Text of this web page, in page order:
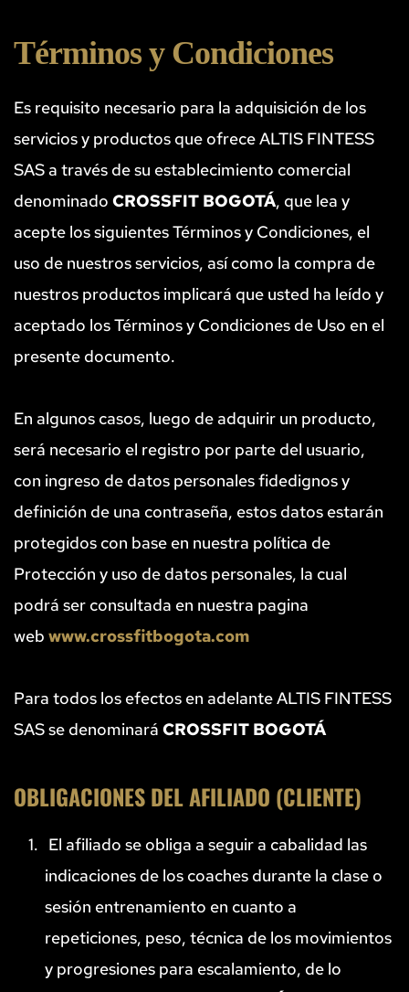
Términos y Condiciones
Es requisito necesario para la adquisición de los
servicios y productos que ofrece ALTIS FINTESS
SAS a través de su establecimiento comercial
denominado CROSSFIT BOGOTÁ, que lea y
acepte los siguientes Términos y Condiciones, el
uso de nuestros servicios, así como la compra de
nuestros productos implicará que usted ha leído y
aceptado los Términos y Condiciones de Uso en el
presente documento.
En algunos casos, luego de adquirir un producto,
será necesario el registro por parte del usuario,
con ingreso de datos personales fidedignos y
definición de una contraseña, estos datos estarán
protegidos con base en nuestra política de
Protección y uso de datos personales, la cual
podrá ser consultada en nuestra pagina
web www.crossfitbogota.com
Para todos los efectos en adelante ALTIS FINTESS
SAS se denominará CROSSFIT BOGOTÁ
OBLIGACIONES DEL AFILIADO (CLIENTE)
El afiliado se obliga a seguir a cabalidad las
indicaciones de los coaches durante la clase o
sesión entrenamiento en cuanto a
repeticiones, peso, técnica de los movimientos
y progresiones para escalamiento, de lo